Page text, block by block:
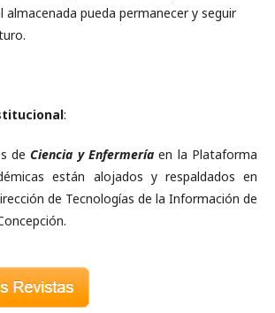
pueda permanecer y seguir
:
deCiencia y Enfermería en la Plataforma
están alojados y respaldados en
de Tecnologías de la Información de